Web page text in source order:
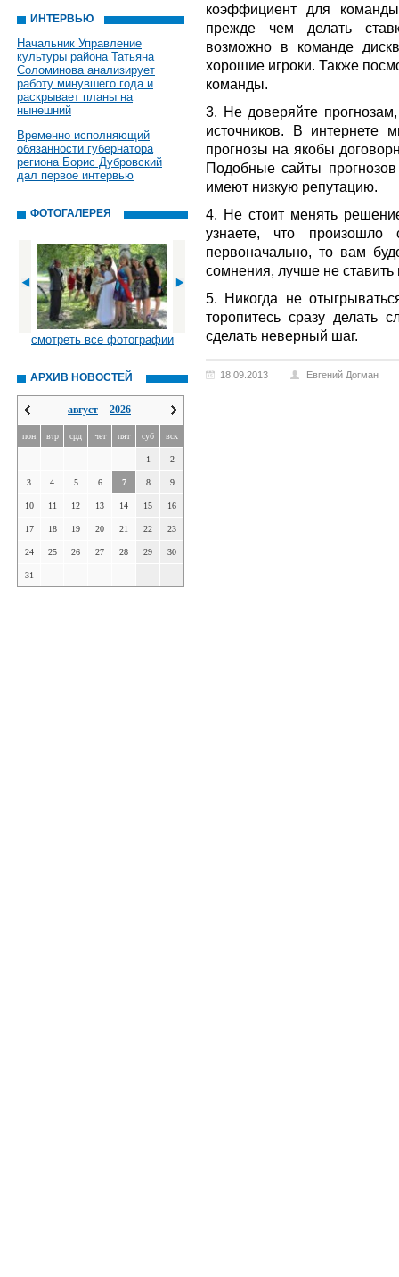
ИНТЕРВЬЮ
Начальник Управление
культуры района Татьяна
Соломинова анализирует
работу минувшего года и
раскрывает планы на
нынешний
Временно исполняющий
обязанности губернатора
региона Борис Дубровский
дал первое интервью
ФОТОГАЛЕРЕЯ
смотреть все фотографии
АРХИВ НОВОСТЕЙ
август 2026
пон втр срд чет пят суб вск
1 2
3 4 5 6 7 8 9
10 11 12 13 14 15 16
17 18 19 20 21 22 23
24 25 26 27 28 29 30
31
коэффициент для
прежде чем делать
возможно в команде
хорошие игроки. Также
команды.
3. Не доверяйте
источников. В интернете
прогнозы на якобы
Подобные сайты
имеют низкую репутацию.
4. Не стоит менять
узнаете, что
первоначально, то вам
сомнения, лучше не
5. Никогда не
торопитесь сразу
сделать неверный шаг.
18.09.2013 Евгений Догман